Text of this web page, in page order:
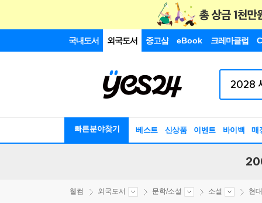
국내도서 외국도서 중고샵 eBook 크레마클럽
빠른분야찾기 베스트 신상품 이벤트 바이백 매
웰컴 외국도서 문학/소설 소설 현